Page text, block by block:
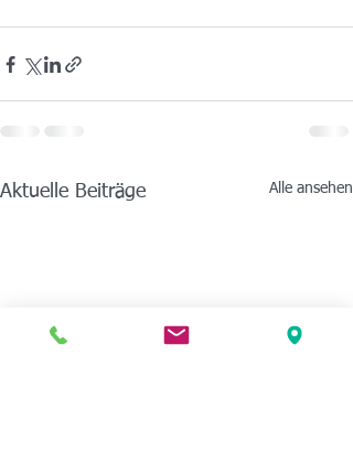
Aktuelle Beiträge Alle ansehen